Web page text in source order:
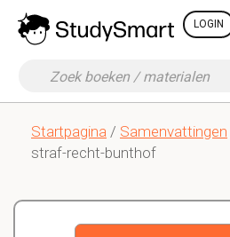
LOGIN
Startpagina / Samenvattingen
straf-recht-bunthof